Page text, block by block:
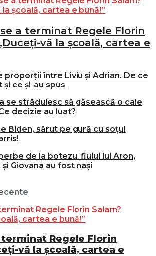
a terminat Regele Florin
vă la școală, cartea e
proporții între Liviu și Adrian. De ce
și ce și-au spus
se străduiesc să găsească o cale
decizie au luat?
Biden, sărut pe gură cu soțul
de la botezul fiului lui Aron,
Giovana au fost nași
terminat Regele Florin
vă la școală, cartea e